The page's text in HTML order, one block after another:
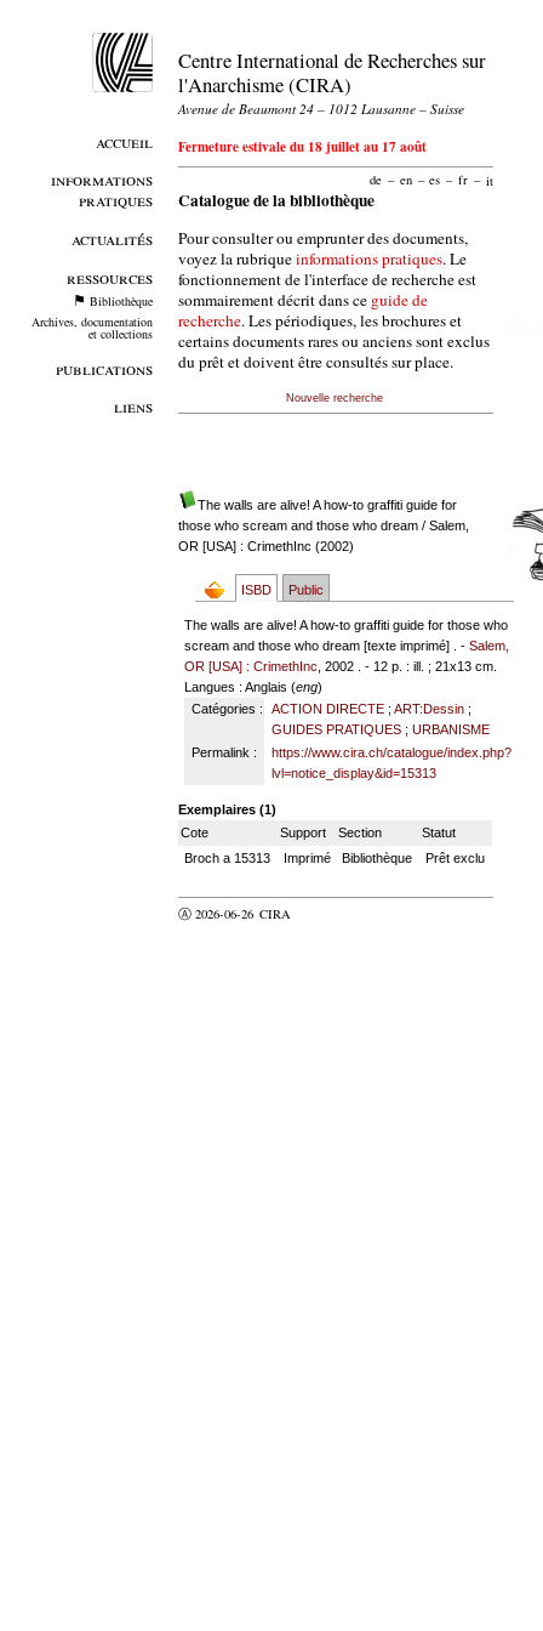
accueil
informations
pratiques
actualités
ressources
Bibliothèque
Archives, documentation
et collections
publications
liens
Centre International de Recherches sur
l'Anarchisme (CIRA)
Avenue de Beaumont 24 – 1012 Lausanne – Suisse
Fermeture estivale du 18 juillet au 17 août
de – en – es – fr – it
Catalogue de la bibliothèque
Pour consulter ou emprunter des documents,
voyez la rubriqueinformations pratiques. Le
fonctionnement de l'interface de recherche est
sommairement décrit dans ce guide de
recherche. Les périodiques, les brochures et
certains documents rares ou anciens sont exclus
du prêt et doivent être consultés sur place.
Nouvelle recherche
The walls are alive! A how-to graffiti guide for
those who scream and those who dream/ Salem,
OR [USA] : CrimethInc (2002)
ISBD Public
The walls are alive! A how-to graffiti guide for those who
scream and those who dream [texte imprimé] . -Salem,
OR [USA] : CrimethInc , 2002 . - 12 p. : ill. ; 21x13 cm.
Langues : Anglais (eng)
Catégories :
ACTION DIRECTE; ART:Dessin;
GUIDES PRATIQUES; URBANISME
Permalink :
https://www.cira.ch/catalogue/index.php?
lvl=notice_display&id=15313
Exemplaires (1)
Cote
Support Section
Statut
Broch a 15313
Imprimé Bibliothèque Prêt exclu
Ⓐ 2026-06-26 CIRA